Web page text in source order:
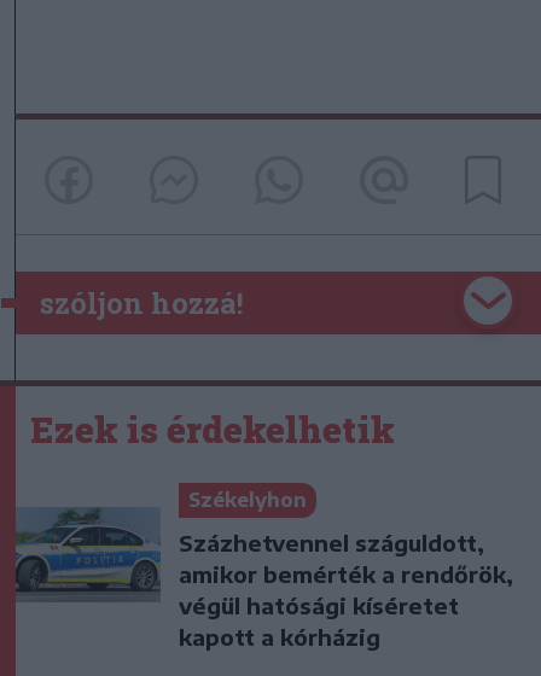
szóljon hozzá!
Ezek is érdekelhetik
Székelyhon
Százhetvennel száguldott,
amikor bemérték a rendőrök,
végül hatósági kíséretet
kapott a kórházig